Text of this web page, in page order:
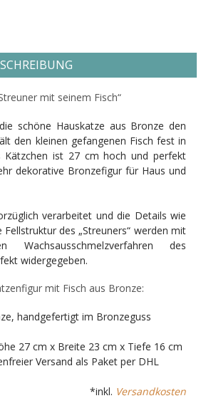
mit seinem Fisch“
schöne Hauskatze aus Bronze den
den kleinen gefangenen Fisch fest in
Kätzchen ist 27 cm hoch und perfekt
dekorative Bronzefigur für Haus und
verarbeitet und die Details wie
des „Streuners“ werden mit
Wachsausschmelzverfahren des
widergegeben.
mit Fisch aus Bronze:
handgefertigt im Bronzeguss
27 cm x Breite 23 cm x Tiefe 16 cm
Versand als Paket per DHL
*inkl. Versandkosten